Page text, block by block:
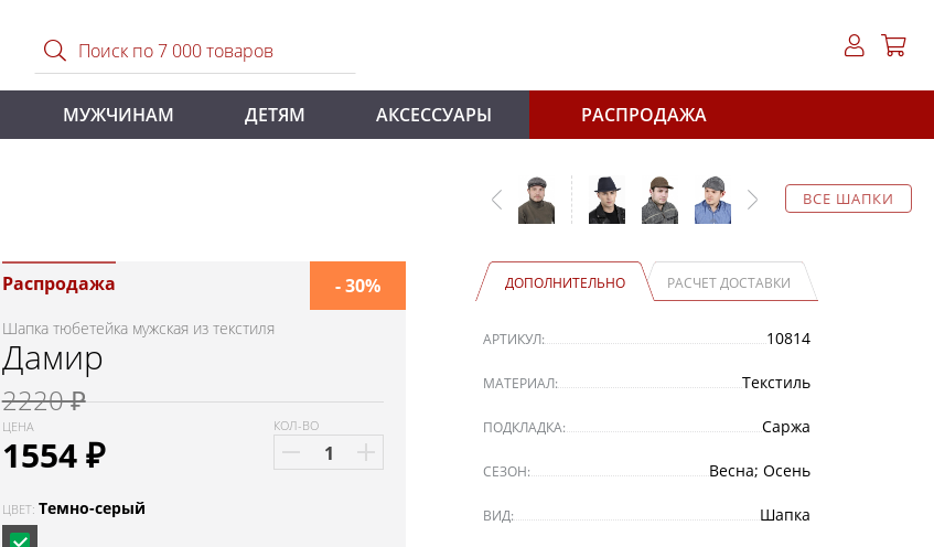
МУЖЧИНАМ ДЕТЯМ АКСЕССУАРЫ РАСПРОДАЖА
ВСЕ ШАПКИ
Распродажа
Шапка тюбетейка мужская из текстиля
Дамир
2220 ₽
ЦЕНА
1554₽
- 30%
КОЛ-ВО
ЦВЕТ: Темно-серый
ДОПОЛНИТЕЛЬНО РАСЧЕТ ДОСТАВКИ
АРТИКУЛ: 10814
МАТЕРИАЛ: Текстиль
ПОДКЛАДКА: Саржа
СЕЗОН: Весна; Осень
ВИД: Шапка